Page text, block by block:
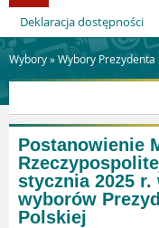
Deklaracja dostępności
Wybory »Wybory Prezydenta
Postanowienie
stycznia 2025 r.
wyborów
Polskiej